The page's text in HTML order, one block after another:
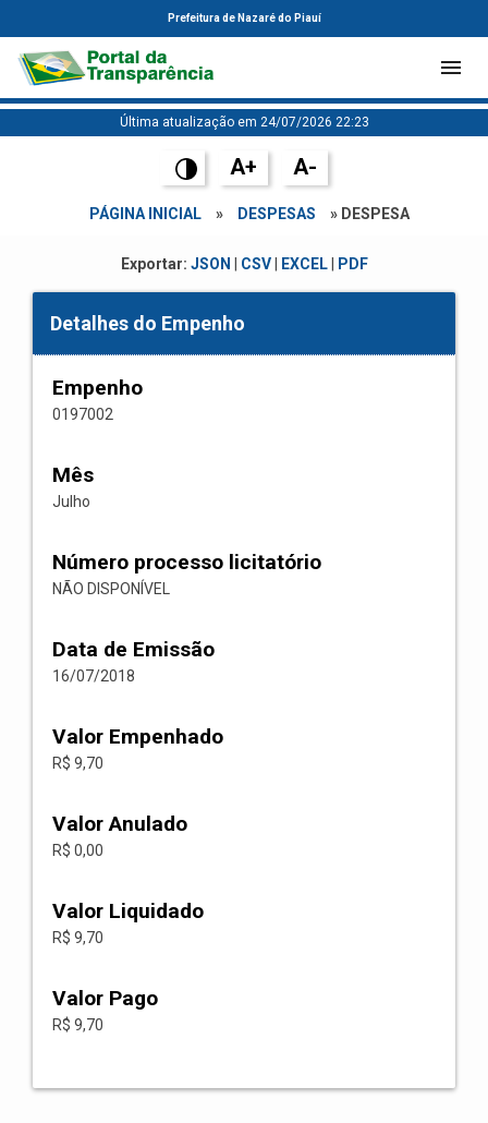
Prefeitura de Nazaré do Piauí
Última atualização em 24/07/2026 22:23
A+ A-
PÁGINA INICIAL » DESPESAS » DESPESA
Exportar: JSON CSV| EXCEL| PDF
Detalhes do Empenho
Empenho
0197002
Mês
Julho
Número processo licitatório
NÃO DISPONÍVEL
Data de Emissão
16/07/2018
Valor Empenhado
R$ 9,70
Valor Anulado
R$ 0,00
Valor Liquidado
R$ 9,70
Valor Pago
R$ 9,70